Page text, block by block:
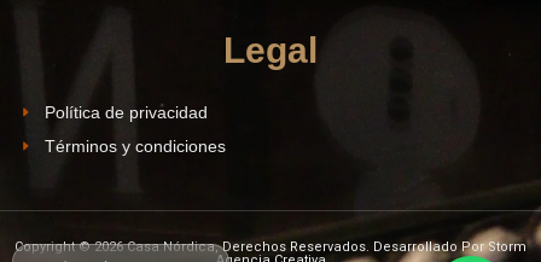
Legal
Política de privacidad
Términos y condiciones
Copyright © 2026 Casa Nórdica, Derechos Reservados. Desarrollado Por Storm